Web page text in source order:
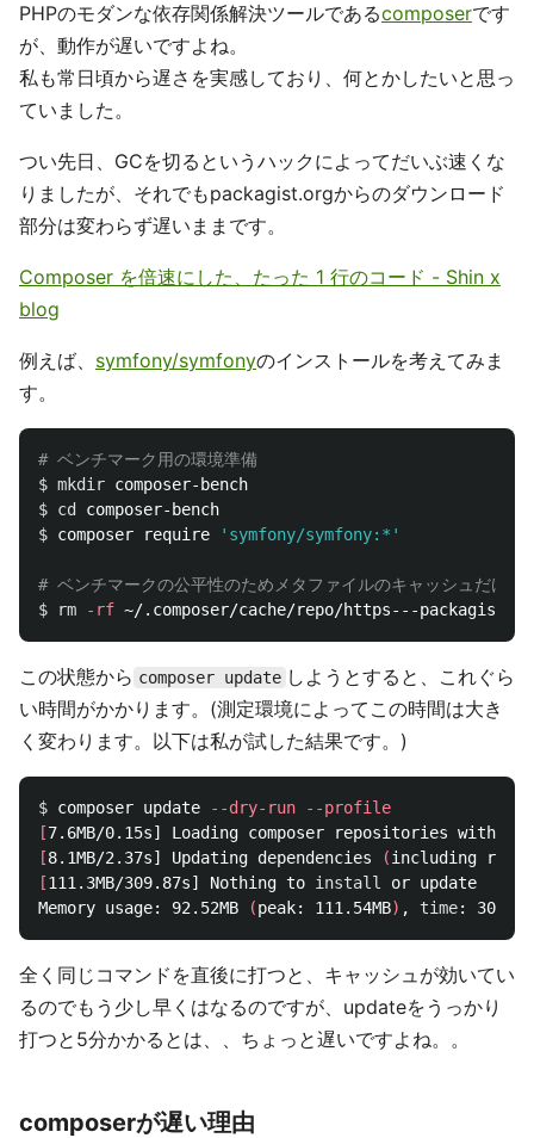
PHPのモダンな依存関係解決ツールであるcomposerです
が、動作が遅いですよね。
私も常日頃から遅さを実感しており、何とかしたいと思っ
ていました。
つい先日、GCを切るというハックによってだいぶ速くな
りましたが、それでもpackagist.orgからのダウンロード
部分は変わらず遅いままです。
Composer を倍速にした、たった 1 行のコード - Shin x
blog
例えば、 symfony/symfonyのインストールを考えてみま
す。
# ベンチマーク用の環境準備
$ mkdir
$ cd
$ composer require 'symfony/symfony:*'
# ベンチマークの公平性のためメタファイルのキャッシュだけ消
$
rm -rf
この状態から composer update しようとすると、これぐら
い時間がかかります。(測定環境によってこの時間は大き
く変わります。以下は私が試した結果です。)
$ composer update --dry-run
--profile
[
[8.1MB/2.37s] Updating dependencies (including
[111.3MB/309.87s] Nothing to install or update
Memory usage: 92.52MB
(peak: 111.54MB) , time
全く同じコマンドを直後に打つと、キャッシュが効いてい
るのでもう少し早くはなるのですが、updateをうっかり
打つと5分かかるとは、、ちょっと遅いですよね。。
composerが遅い理由